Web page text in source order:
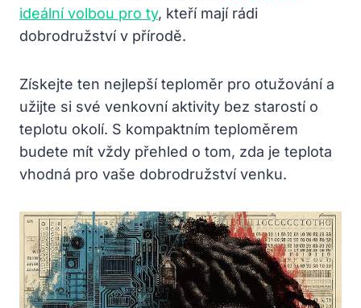
ideální volbou pro ty, kteří mají rádi
dobrodružství v přírodě.
Získejte ten nejlepší teploměr pro otužování a
užijte si své venkovní aktivity bez starostí o
teplotu okolí. S kompaktním teploměrem
budete mít vždy přehled o tom, zda je teplota
vhodná pro vaše dobrodružství venku.